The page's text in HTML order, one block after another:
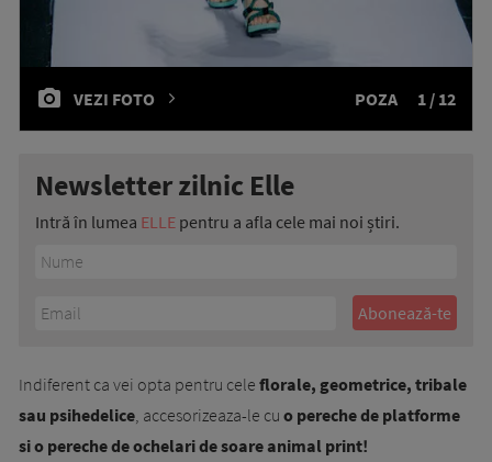
VEZI FOTO POZA 1 / 12
Newsletter zilnic Elle
Intră în lumea ELLE pentru a afla cele mai noi știri.
Indiferent ca vei opta pentru cele florale, geometrice, tribale
sau psihedelice, accesorizeaza-le cu o pereche de platforme
si o pereche de ochelari de soare animal print!